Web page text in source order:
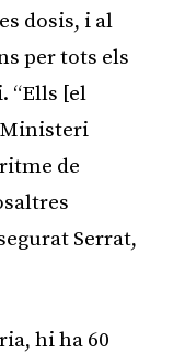
dosis, i al
per tots els
“Ells [el
Ministeri
de
Serrat,
hi ha 60